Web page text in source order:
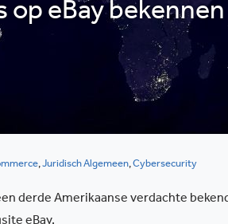
op eBay
,Juridisch Algemeen,Cybersecurity
derde Amerikaanse verdachte